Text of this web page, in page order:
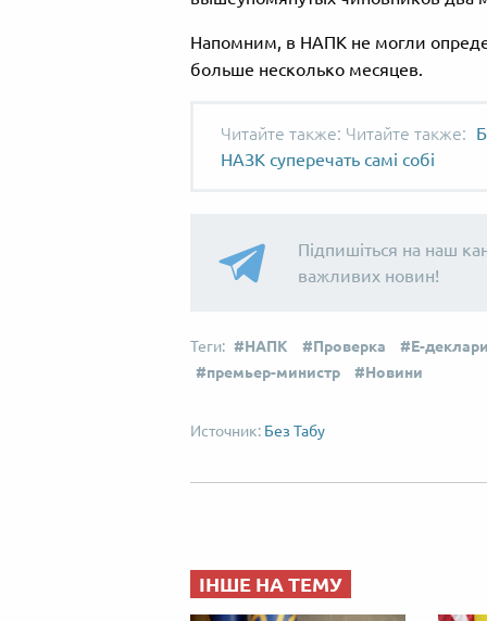
Напомним, в НАПК не могли
больше несколько месяцев.
Читайте также:
НАЗК суперечать самі собі
Підпишіться на наш
важливих новин!
НАПК Проверка
Е-
премьер-министр
Новини
Без Табу
ІНШЕ НА ТЕМУ